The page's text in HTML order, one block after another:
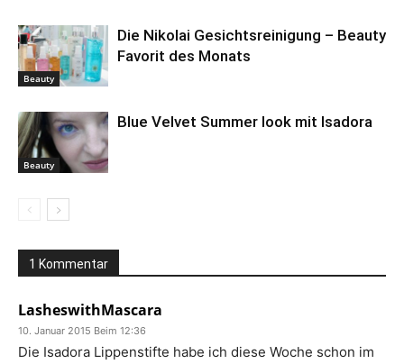
Beauty
Die Nikolai Gesichtsreinigung – Beauty
Favorit des Monats
Beauty
Blue Velvet Summer look mit Isadora
1 Kommentar
LasheswithMascara
10. Januar 2015 Beim 12:36
Die Isadora Lippenstifte habe ich diese Woche schon im